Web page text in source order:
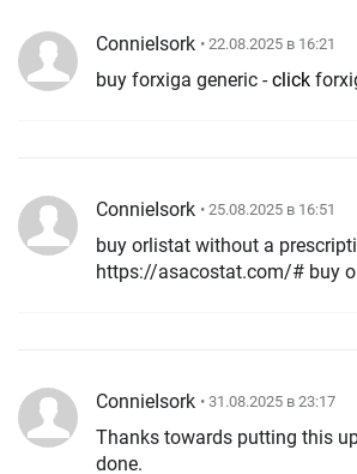
ConnieIsork • 22.08.2025 в 16:21
buy forxiga generic -click
ConnieIsork • 25.08.2025 в 16:51
buy orlistat without a
https://
ConnieIsork • 31.08.2025 в 23:17
Thanks towards putting this
done.